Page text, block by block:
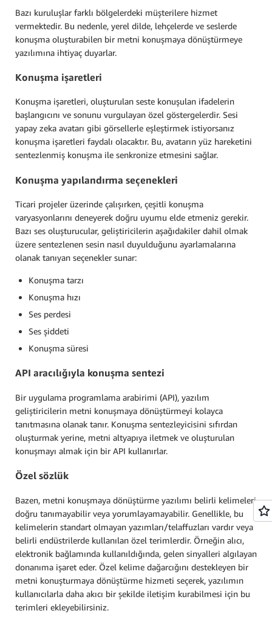
Bazı kuruluşlar farklı bölgelerdeki müşterilere hizmet
vermektedir. Bu nedenle, yerel dilde, lehçelerde ve seslerde
konuşma oluşturabilen bir metni konuşmaya dönüştürmeye
yazılımına ihtiyaç duyarlar.
Konuşma işaretleri
Konuşma işaretleri, oluşturulan seste konuşulan ifadelerin
başlangıcını ve sonunu vurgulayan özel göstergelerdir. Sesi
yapay zeka avatarı gibi görsellerle eşleştirmek istiyorsanız
konuşma işaretleri faydalı olacaktır. Bu, avatarın yüz hareketini
sentezlenmiş konuşma ile senkronize etmesini sağlar.
Konuşma yapılandırma seçenekleri
Ticari projeler üzerinde çalışırken, çeşitli konuşma
varyasyonlarını deneyerek doğru uyumu elde etmeniz gerekir.
Bazı ses oluşturucular, geliştiricilerin aşağıdakiler dahil olmak
üzere sentezlenen sesin nasıl duyulduğunu ayarlamalarına
olanak tanıyan seçenekler sunar:
Konuşma tarzı
Konuşma hızı
Ses perdesi
Ses şiddeti
Konuşma süresi
API aracılığıyla konuşma sentezi
Bir uygulama programlama arabirimi (API), yazılım
geliştiricilerin metni konuşmaya dönüştürmeyi kolayca
tanıtmasına olanak tanır. Konuşma sentezleyicisini sıfırdan
oluşturmak yerine, metni altyapıya iletmek ve oluşturulan
konuşmayı almak için bir API kullanırlar.
Özel sözlük
Bazen, metni konuşmaya dönüştürme yazılımı belirli kelimeleri
doğru tanımayabilir veya yorumlayamayabilir. Genellikle, bu
kelimelerin standart olmayan yazımları/telaffuzları vardır veya
belirli endüstrilerde kullanılan özel terimlerdir. Örneğin alıcı,
elektronik bağlamında kullanıldığında, gelen sinyalleri algılayan
donanıma işaret eder. Özel kelime dağarcığını destekleyen bir
metni konuşturmaya dönüştürme hizmeti seçerek, yazılımın
kullanıcılarla daha akıcı bir şekilde iletişim kurabilmesi için bu
terimleri ekleyebilirsiniz.